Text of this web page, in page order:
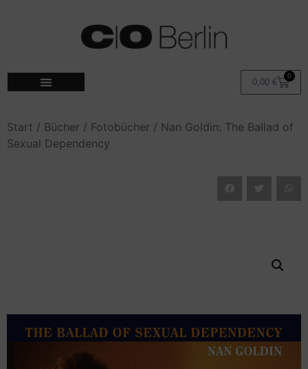
0,00 €
0
Start / Bücher / Fotobücher / Nan Goldin: The Ballad of
Sexual Dependency